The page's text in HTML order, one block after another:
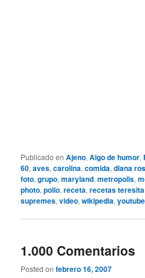
Publicado en Ajeno,Algo de humor,
60,aves,carolina,comida,diana
foto,grupo,maryland,metropolis,
photo,pollo,receta,recetas teresita
supremes,video,wikipedia,youtube
1.000 Comentarios
Posted onfebrero 16, 2007